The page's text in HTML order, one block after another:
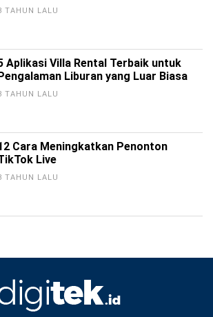
TAHUN LALU
Aplikasi Villa Rental Terbaik untuk
Liburan yang Luar Biasa
TAHUN LALU
Cara Meningkatkan Penonton
Live
TAHUN LALU